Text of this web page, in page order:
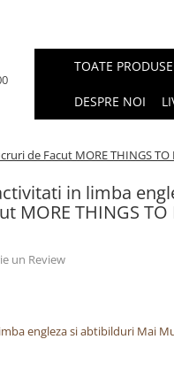
TOATE
DESPRE NOI
de Facut MORE THINGS TO
in limba
MORE THINGS TO
un Review
engleza si abtibilduri Mai